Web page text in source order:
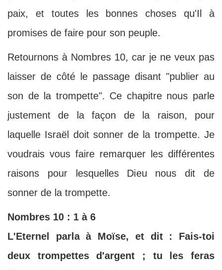
paix, et toutes les bonnes choses qu'Il à
promises de faire pour son peuple.
Retournons à Nombres 10, car je ne veux pas
laisser de côté le passage disant "publier au
son de la trompette". Ce chapitre nous parle
justement de la façon de la raison, pour
laquelle Israël doit sonner de la trompette. Je
voudrais vous faire remarquer les différentes
raisons pour lesquelles Dieu nous dit de
sonner de la trompette.
Nombres 10 : 1 à 6
L'Eternel parla à Moïse, et dit : Fais-toi
deux trompettes d'argent ; tu les feras